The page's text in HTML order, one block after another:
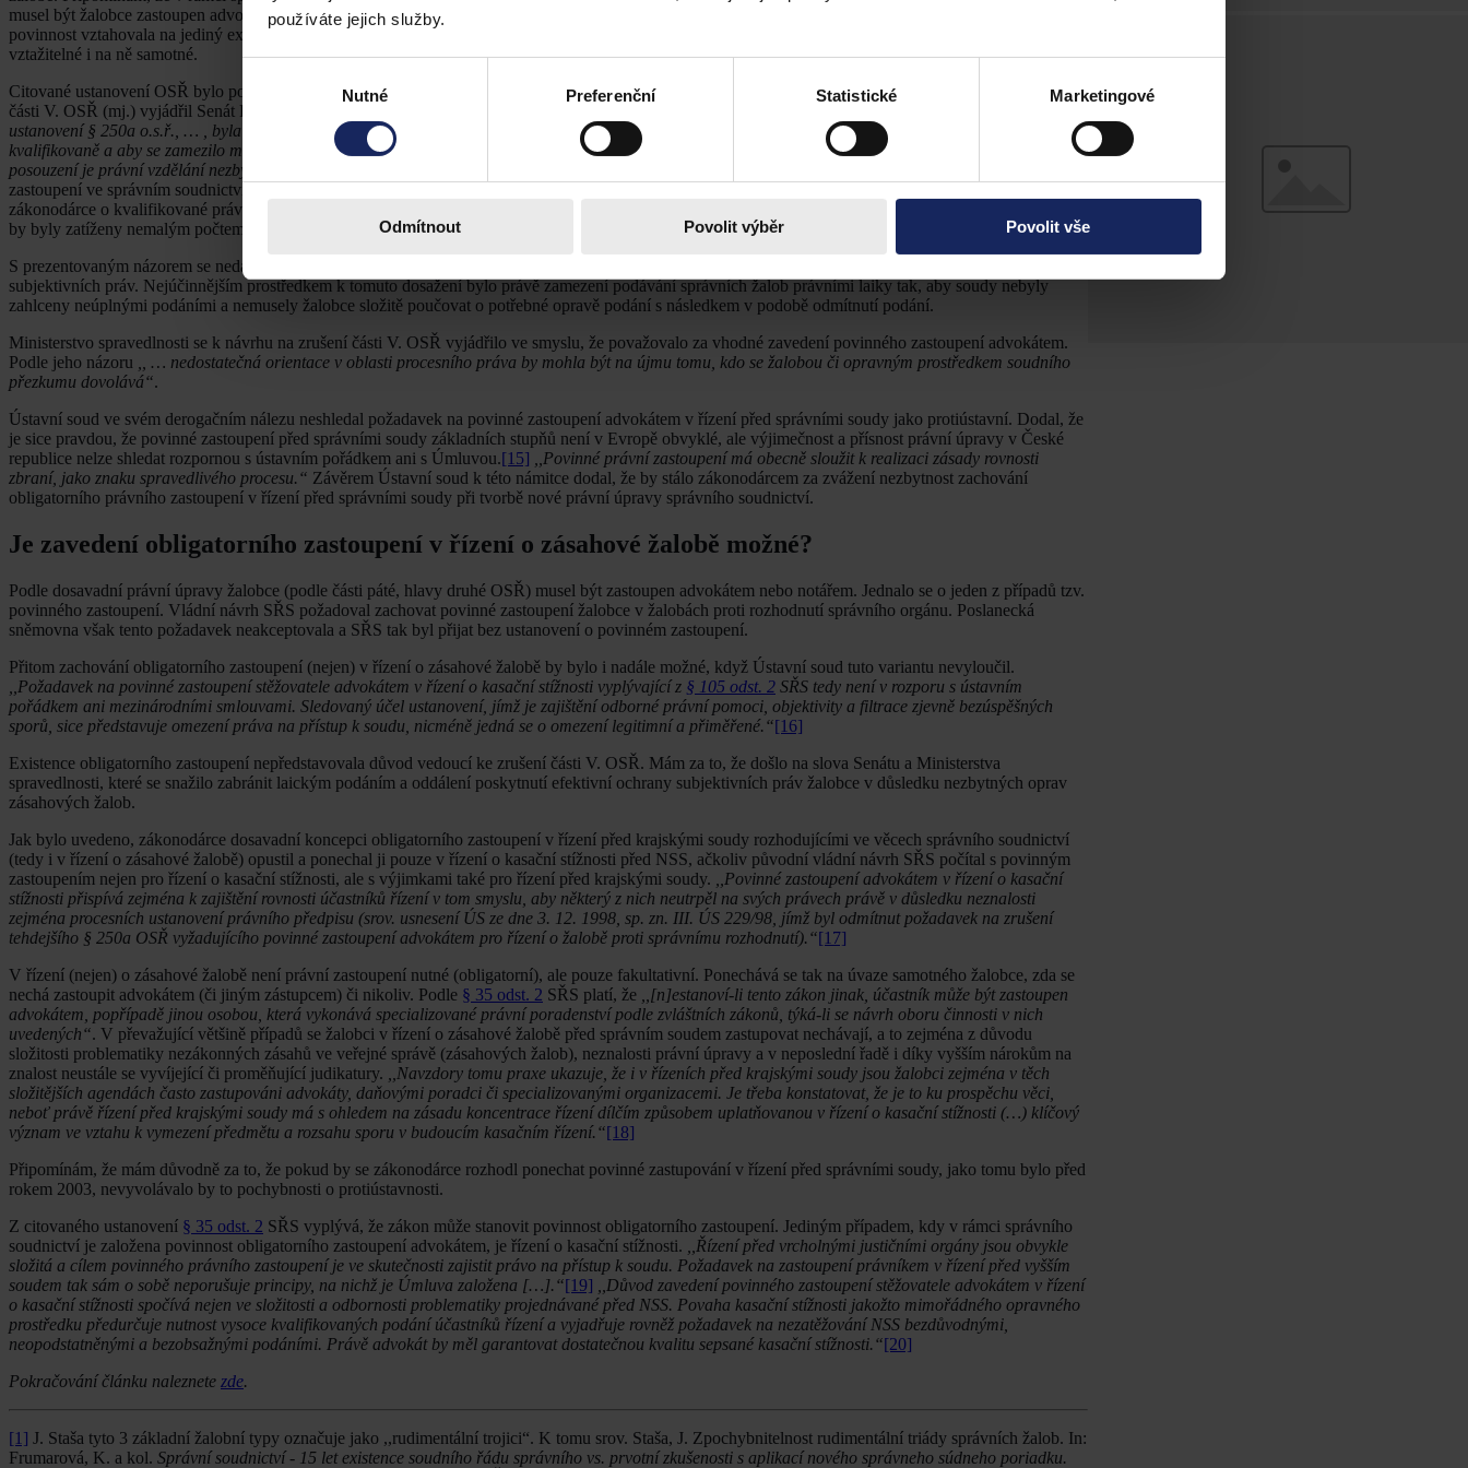
používáte jejich služby.
souhlasu
Nutné Preferenční Statistické Marketingové
Odmítnout Povolit výběr Povolit vše
musel být žalobce zastoupen advokátem (v určitých případech notářem), pokud sám neměl právnické vzdělání.
povinnost vztahovala na jediný existující žalobní typ, a to žalobu proti rozhodnutí, avšak obligatorní zastoupení by v případě více žalobních typů bylo
vztažitelné i na ně samotné.
Citované ustanovení OSŘ bylo podrobeno posouzení ústavnosti. K problematice povinného zastoupení se mezi jinými otázkami v rámci návrhu na zrušení
části V. OSŘ (mj.) vyjádřil Senát Parlamentu České republiky, a to pouze k problematice povinného zastoupení advokátem. Podle jeho názoru
ustanovení § 250a o.s.ř., … , byla snaha zákonodárce o zajištění toho, aby žaloby na přezkoumání rozhodnutí správních orgánů byly podávány
kvalifikovaně a aby se zamezilo možné lavině laických podání proti správním aktům, když vesměs se jedná o právně komplikované případy, pro jejichž
posouzení je právní vzdělání nezbytné.“
zastoupení ve správním soudnictví a obdobného institutu v dovolacím řízení a žalobě pro zmatečnost
zákonodárce o kvalifikované právní zastoupení žalobce před soudem. Pokud by se tak nestalo, panovaly obavy, že soudy rozhodující ve správním soudnictví
by byly zatíženy nemalým počtem vadných žalob, tedy žalob, které by neobsahovaly veškeré zákonem předvídané náležitosti.
S prezentovaným názorem se nedá nesouhlasit, jelikož primárním účelem správního soudnictví je rychlá a efektivní ochrana žalobcových veřejných
subjektivních práv. Nejúčinnějším prostředkem k tomuto dosažení bylo právě zamezení podávání správních žalob právními laiky tak, aby soudy nebyly
zahlceny neúplnými podáními a nemusely žalobce složitě poučovat o potřebné opravě podání s následkem v podobě odmítnutí podání.
Ministerstvo spravedlnosti se k návrhu na zrušení části V. OSŘ vyjádřilo ve smyslu, že považovalo za vhodné zavedení povinného zastoupení advokátem.
Podle jeho názoru
,, … nedostatečná orientace v oblasti procesního práva by mohla být na újmu tomu, kdo se žalobou či opravným prostředkem soudního
přezkumu dovolává“.
Ústavní soud ve svém derogačním nálezu neshledal požadavek na povinné zastoupení advokátem v řízení před správními soudy jako protiústavní. Dodal, že
je sice pravdou, že povinné zastoupení před správními soudy základních stupňů není v Evropě obvyklé, ale výjimečnost a přísnost právní úpravy v České
republice nelze shledat rozpornou s ústavním pořádkem ani s Úmluvou.[15]
,,Povinné právní zastoupení má obecně sloužit k realizaci zásady rovnosti
zbraní, jako znaku spravedlivého procesu.“ Závěrem Ústavní soud k této námitce dodal, že by stálo zákonodárcem za zvážení nezbytnost zachování
obligatorního právního zastoupení v řízení před správními soudy při tvorbě nové právní úpravy správního soudnictví.
Je zavedení obligatorního zastoupení v řízení o zásahové žalobě možné?
Podle dosavadní právní úpravy žalobce (podle části páté, hlavy druhé OSŘ) musel být zastoupen advokátem nebo notářem. Jednalo se o jeden z případů tzv.
povinného zastoupení. Vládní návrh SŘS požadoval zachovat povinné zastoupení žalobce v žalobách proti rozhodnutí správního orgánu. Poslanecká
sněmovna však tento požadavek neakceptovala a SŘS tak byl přijat bez ustanovení o povinném zastoupení.
Přitom zachování obligatorního zastoupení (nejen) v řízení o zásahové žalobě by bylo i nadále možné, když Ústavní soud tuto variantu nevyloučil.
,,Požadavek na povinné zastoupení stěžovatele advokátem v řízení o kasační stížnosti vyplývající z § 105 odst. 2 SŘS tedy není v rozporu s ústavním
pořádkem ani mezinárodními smlouvami. Sledovaný účel ustanovení, jímž je zajištění odborné právní pomoci, objektivity a filtrace zjevně bezúspěšných
sporů, sice představuje omezení práva na přístup k soudu, nicméně jedná se o omezení legitimní a přiměřené.“[16]
Existence obligatorního zastoupení nepředstavovala důvod vedoucí ke zrušení části V. OSŘ. Mám za to, že došlo na slova Senátu a Ministerstva
spravedlnosti, které se snažilo zabránit laickým podáním a oddálení poskytnutí efektivní ochrany subjektivních práv žalobce v důsledku nezbytných oprav
zásahových žalob.
Jak bylo uvedeno, zákonodárce dosavadní koncepci obligatorního zastoupení v řízení před krajskými soudy rozhodujícími ve věcech správního soudnictví
(tedy i v řízení o zásahové žalobě) opustil a ponechal ji pouze v řízení o kasační stížnosti před NSS, ačkoliv původní vládní návrh SŘS počítal s povinným
zastoupením nejen pro řízení o kasační stížnosti, ale s výjimkami také pro řízení před krajskými soudy.
,,Povinné zastoupení advokátem v řízení o kasační
stížnosti přispívá zejména k zajištění rovnosti účastníků řízení v tom smyslu, aby některý z nich neutrpěl na svých právech právě v důsledku neznalosti
zejména procesních ustanovení právního předpisu (srov. usnesení ÚS ze dne 3. 12. 1998, sp. zn. III. ÚS 229/98, jímž byl odmítnut požadavek na zrušení
tehdejšího § 250a OSŘ vyžadujícího povinné zastoupení advokátem pro řízení o žalobě proti správnímu rozhodnutí).“[17]
V řízení (nejen) o zásahové žalobě není právní zastoupení nutné (obligatorní), ale pouze fakultativní. Ponechává se tak na úvaze samotného žalobce, zda se
nechá zastoupit advokátem (či jiným zástupcem) či nikoliv. Podle § 35 odst. 2 SŘS platí, že
,,[n]estanoví-li tento zákon jinak, účastník může být zastoupen
advokátem, popřípadě jinou osobou, která vykonává specializované právní poradenství podle zvláštních zákonů, týká-li se návrh oboru činnosti v nich
uvedených“. V převažující většině případů se žalobci v řízení o zásahové žalobě před správním soudem zastupovat nechávají, a to zejména z důvodu
složitosti problematiky nezákonných zásahů ve veřejné správě (zásahových žalob), neznalosti právní úpravy a v neposlední řadě i díky vyšším nárokům na
znalost neustále se vyvíjející či proměňující judikatury.
,,Navzdory tomu praxe ukazuje, že i v řízeních před krajskými soudy jsou žalobci zejména v těch
složitějších agendách často zastupováni advokáty, daňovými poradci či specializovanými organizacemi. Je třeba konstatovat, že je to ku prospěchu věci,
neboť právě řízení před krajskými soudy má s ohledem na zásadu koncentrace řízení dílčím způsobem uplatňovanou v řízení o kasační stížnosti (…) klíčový
význam ve vztahu k vymezení předmětu a rozsahu sporu v budoucím kasačním řízení.“[18]
Připomínám, že mám důvodně za to, že pokud by se zákonodárce rozhodl ponechat povinné zastupování v řízení před správními soudy, jako tomu bylo před
rokem 2003, nevyvolávalo by to pochybnosti o protiústavnosti.
Z citovaného ustanovení § 35 odst. 2 SŘS vyplývá, že zákon může stanovit povinnost obligatorního zastoupení. Jediným případem, kdy v rámci správního
soudnictví je založena povinnost obligatorního zastoupení advokátem, je řízení o kasační stížnosti.
,,Řízení před vrcholnými justičními orgány jsou obvykle
složitá a cílem povinného právního zastoupení je ve skutečnosti zajistit právo na přístup k soudu. Požadavek na zastoupení právníkem v řízení před vyšším
soudem tak sám o sobě neporušuje principy, na nichž je Úmluva založena […].“[19]
,,Důvod zavedení povinného zastoupení stěžovatele advokátem v řízení
o kasační stížnosti spočívá nejen ve složitosti a odbornosti problematiky projednávané před NSS. Povaha kasační stížnosti jakožto mimořádného opravného
prostředku předurčuje nutnost vysoce kvalifikovaných podání účastníků řízení a vyjadřuje rovněž požadavek na nezatěžování NSS bezdůvodnými,
neopodstatněnými a bezobsažnými podáními. Právě advokát by měl garantovat dostatečnou kvalitu sepsané kasační stížnosti.“[20]
Pokračování článku naleznete zde.
[1] J. Staša tyto 3 základní žalobní typy označuje jako ,,rudimentální trojici“. K tomu srov. Staša, J. Zpochybnitelnost rudimentální triády správních žalob. In:
Frumarová, K. a kol. Správní soudnictví - 15 let existence soudního řádu správního vs. prvotní zkušenosti s aplikací nového správneho súdneho poriadku.